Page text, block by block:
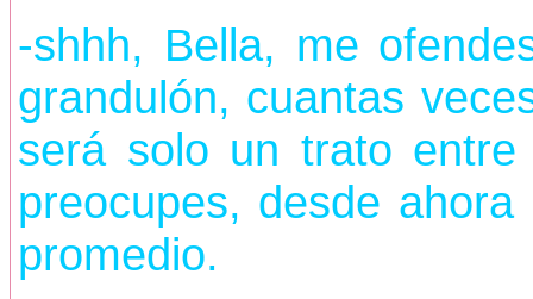
-shhh, Bella, me
grandulón, cuantas
será solo un trato
preocupes, desde
promedio.